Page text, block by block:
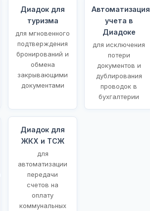
Диадок для
туризма
для мгновенного
подтверждения
бронирований и
обмена
закрывающими
документами
Автоматизация
учета в
Диадоке
для исключения
потери
документов и
дублирования
проводок в
бухгалтерии
Диадок для
ЖКХ и ТСЖ
для
автоматизации
передачи
счетов на
оплату
коммунальных